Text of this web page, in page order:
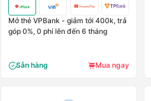
Mở thẻ VPBank - giảm tới 400k, trả
góp 0%, 0 phí lên đến 6 tháng
Sẵn hàng Mua ngay